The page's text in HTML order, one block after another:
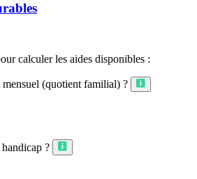
calculer les aides disponibles :
(quotient familial) ?
?